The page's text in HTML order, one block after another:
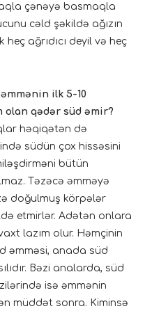
çənəyə basmaqla
cəld şəkildə ağızın
ağrıdıcı deyil və heç
ilk 5-10
olan qədər süd əmir?
həqiqətən də
südün çox hissəsini
bütün
Təzəcə əmməyə
doğulmuş körpələr
etmirlər. Adətən onlara
lazım olur. Həmçinin
əmməsi, anada süd
Bəzi analarda, süd
isə əmmənin
müddət sonra. Kiminsə